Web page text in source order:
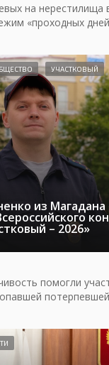
на нерестилища
«проходных
из Магадана
– 2026»
УЧАСТКОВЫЙ
помогли
потерпевшей